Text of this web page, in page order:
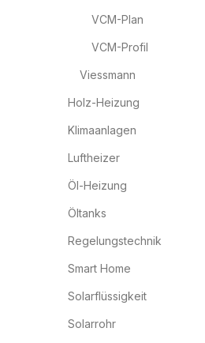
VCM-Plan
VCM-Profil
Viessmann
Holz-Heizung
Klimaanlagen
Luftheizer
Öl-Heizung
Öltanks
Regelungstechnik
Smart Home
Solarflüssigkeit
Solarrohr